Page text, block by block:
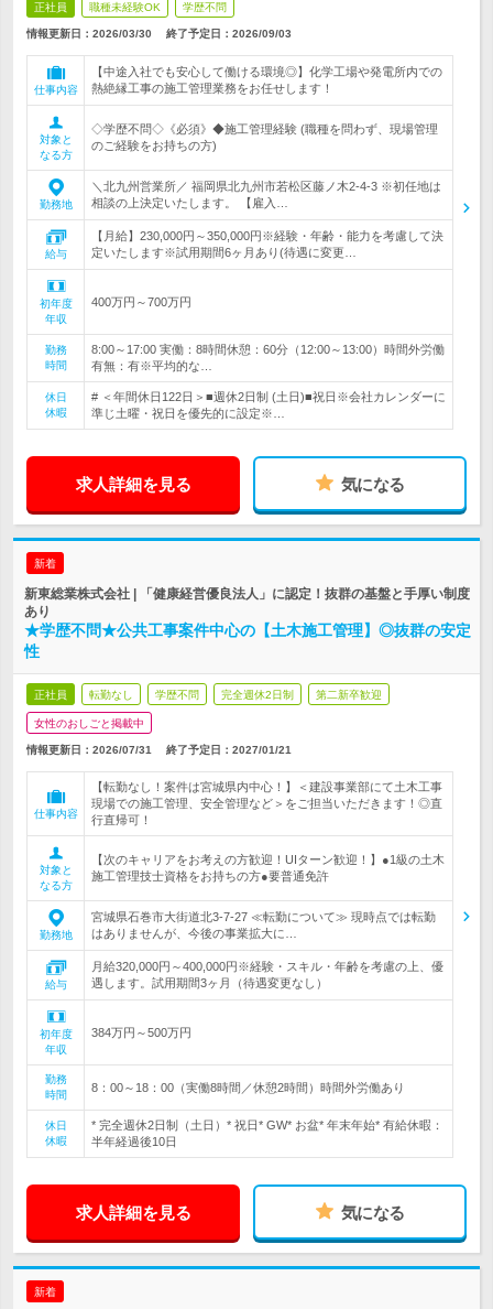
正社員 職種未経験OK 学歴不問
情報更新日：2026/03/30 終了予定日： 2026/09/03
仕事内容
【中途入社でも安心して働ける環境◎】化学工場や発電所内での
熱絶縁工事の施工管理業務をお任せします！
対象と
なる方
◇学歴不問◇《必須》◆施工管理経験 (職種を問わず、現場管理
のご経験をお持ちの方)
勤務地
＼北九州営業所／ 福岡県北九州市若松区藤ノ木2‐4‐3 ※初任地は
相談の上決定いたします。 【雇入…
給与
【月給】230,000円～350,000円※経験・年齢・能力を考慮して決
定いたします※試用期間6ヶ月あり(待遇に変更…
初年度
年収
400万円～700万円
勤務
時間
8:00～17:00 実働：8時間休憩：60分（12:00～13:00）時間外労働
有無：有※平均的な…
休日
休暇
# ＜年間休日122日＞■週休2日制 (土日)■祝日※会社カレンダーに
準じ土曜・祝日を優先的に設定※…
求人詳細を見る 気になる
新着
新東総業株式会社 | 「健康経営優良法人」に認定！抜群の基盤と手厚い制度
あり
★学歴不問★公共工事案件中心の【土木施工管理】◎抜群の安定
性
正社員 転勤なし 学歴不問 完全週休2日制 第二新卒歓迎
女性のおしごと掲載中
情報更新日：2026/07/31 終了予定日： 2027/01/21
仕事内容
【転勤なし！案件は宮城県内中心！】＜建設事業部にて土木工事
現場での施工管理、安全管理など＞をご担当いただきます！◎直
行直帰可！
対象と
なる方
【次のキャリアをお考えの方歓迎！UIターン歓迎！】●1級の土木
施工管理技士資格をお持ちの方●要普通免許
勤務地
宮城県石巻市大街道北3-7-27 ≪転勤について≫ 現時点では転勤
はありませんが、今後の事業拡大に…
給与
月給320,000円～400,000円※経験・スキル・年齢を考慮の上、優
遇します。試用期間3ヶ月（待遇変更なし）
初年度
年収
384万円～500万円
勤務
時間
8：00～18：00（実働8時間／休憩2時間）時間外労働あり
休日
休暇
* 完全週休2日制（土日）* 祝日* GW* お盆* 年末年始* 有給休暇：
半年経過後10日
求人詳細を見る 気になる
新着